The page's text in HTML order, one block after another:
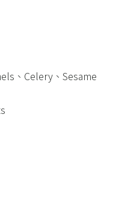
、Celery、Sesame